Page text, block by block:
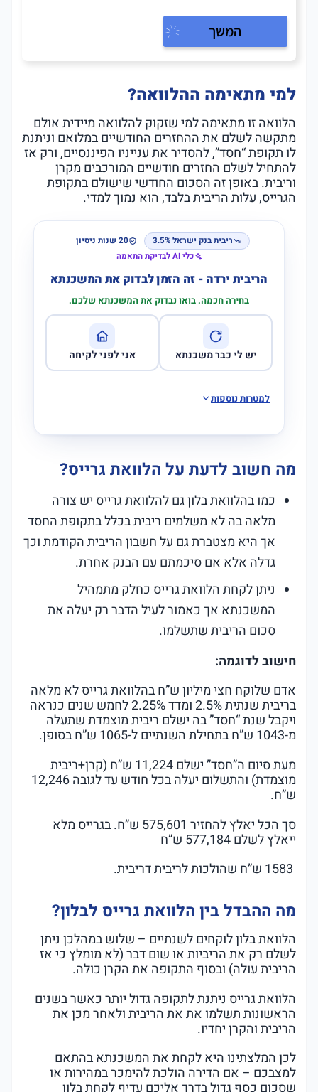
המשך
למי מתאימה ההלוואה?
הלוואה זו מתאימה למי שזקוק להלוואה מיידית אולם
מתקשה לשלם את ההחזרים החודשיים במלואם וניתנת
לו תקופת “חסד”, להסדיר את ענייניו הפיננסיים, ורק אז
להתחיל לשלם החזרים חודשיים המורכבים מקרן
וריבית. באופן זה הסכום החודשי שישולם בתקופת
הגרייס, עלות הריבית בלבד, הוא נמוך למדי.
ריבית בנק ישראל 3.5%
20 שנות ניסיון
כלי AI לבדיקת התאמה
הריבית ירדה - זה הזמן לבדוק את המשכנתא
בחירה חכמה. בואו נבדוק את המשכנתא שלכם.
יש לי כבר משכנתא אני לפני לקיחה
למטרות נוספות
מה חשוב לדעת על הלוואת גרייס?
כמו בהלוואת בלון גם להלוואת גרייס יש צורה
מלאה בה לא משלמים ריבית בכלל בתקופת החסד
אך היא מצטברת גם על חשבון הריבית הקודמת וכך
גדלה אלא אם סיכמתם עם הבנק אחרת.
ניתן לקחת הלוואת גרייס כחלק מתמהיל
המשכנתא אך כאמור לעיל הדבר רק יעלה את
סכום הריבית שתשלמו.
חישוב לדוגמה:
אדם שלוקח חצי מיליון ש”ח בהלוואת גרייס לא מלאה
בריבית שנתית 2.5% ומדד 2.25% לחמש שנים כנראה
ויקבל שנת “חסד” בה ישלם ריבית מוצמדת שתעלה
מ-1043 ש”ח בתחילת השנתיים ל-1065 ש”ח בסופן.
מעת סיום ה”חסד” ישלם 11,224 ש”ח (קרן+ריבית
מוצמדת) והתשלום יעלה בכל חודש עד לגובה 12,246
ש”ח.
סך הכל יאלץ להחזיר 575,601 ש”ח. בגרייס מלא
ייאלץ לשלם 577,184 ש”ח
מה ההבדל בין הלוואת גרייס לבלון?
הלוואת בלון לוקחים לשנתיים – שלוש במהלכן ניתן
לשלם רק את הריביות או שום דבר (לא מומלץ כי אז
הריבית עולה) ובסוף התקופה את הקרן כולה.
הלוואת גרייס ניתנת לתקופה גדול יותר כאשר בשנים
הראשונות תשלמו את את הריבית ולאחר מכן את
הריבית והקרן יחדיו.
לכן המלצתינו היא לקחת את המשכנתא בהתאם
למצבכם – אם הדירה הולכת להימכר במהירות או